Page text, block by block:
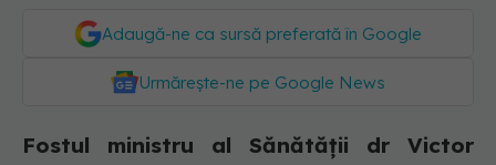
Adaugă-ne ca sursă preferată în Google
Urmărește-ne pe Google News
Fostul ministru al Sănătății dr Victor